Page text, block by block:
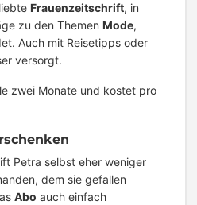
Frauenzeitschrift, in
zu den Themen Mode,
Auch mit Reisetipps oder
versorgt.
zwei Monate und kostet pro
Petra selbst eher weniger
dem sie gefallen
Abo auch einfach